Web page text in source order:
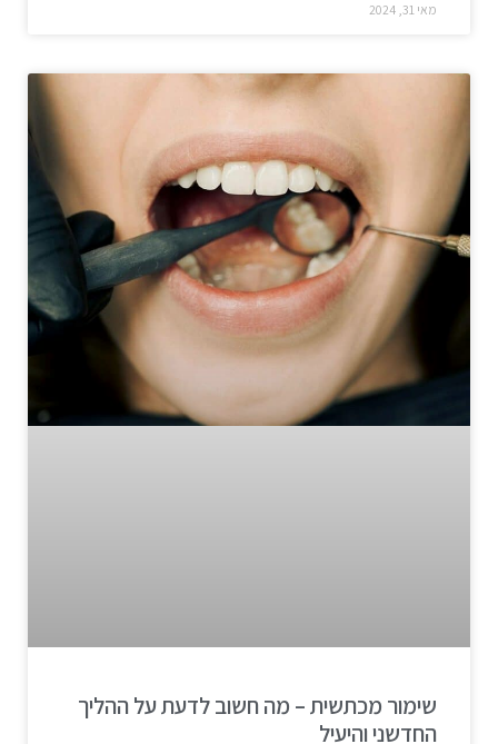
מאי 31, 2024
שימור מכתשית – מה חשוב לדעת על ההליך
החדשני והיעיל